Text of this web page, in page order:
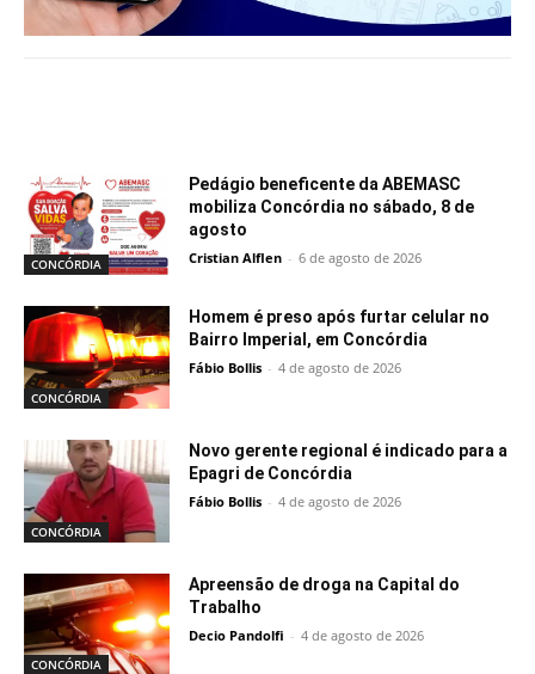
CONCÓRDIA
Pedágio beneficente da ABEMASC
mobiliza Concórdia no sábado, 8 de
agosto
Cristian Alflen - 6 de agosto de 2026
CONCÓRDIA
Homem é preso após furtar celular no
Bairro Imperial, em Concórdia
Fábio Bollis - 4 de agosto de 2026
CONCÓRDIA
Novo gerente regional é indicado para a
Epagri de Concórdia
Fábio Bollis - 4 de agosto de 2026
CONCÓRDIA
Apreensão de droga na Capital do
Trabalho
Decio Pandolfi - 4 de agosto de 2026